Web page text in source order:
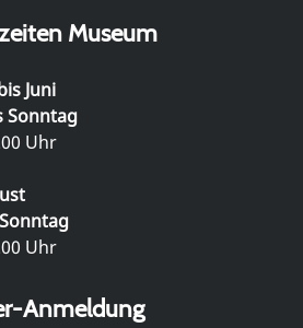
Museum
Juni
Sonntag
Uhr
Uhr
Anmeldung